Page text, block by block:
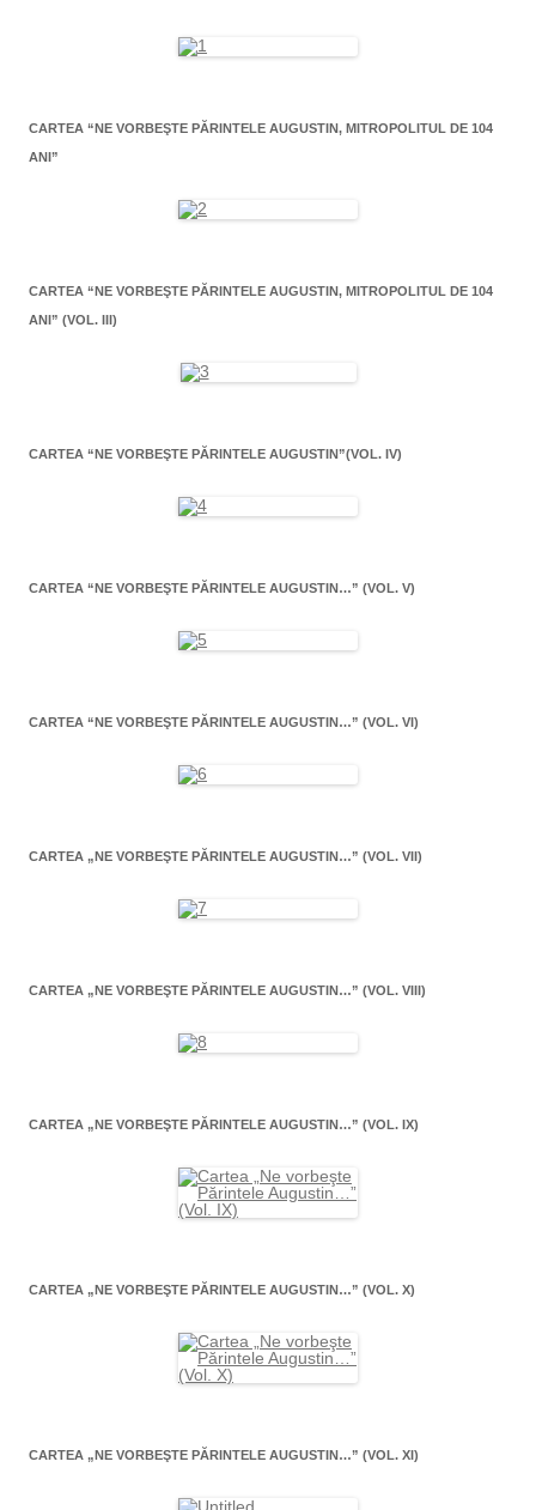
CARTEA “NE VORBEŞTE PĂRINTELE AUGUSTIN, MITROPOLITUL DE 104
ANI”
CARTEA “NE VORBEŞTE PĂRINTELE AUGUSTIN, MITROPOLITUL DE 104
ANI” (VOL. III)
CARTEA “NE VORBEŞTE PĂRINTELE AUGUSTIN”(VOL. IV)
CARTEA “NE VORBEŞTE PĂRINTELE AUGUSTIN…” (VOL. V)
CARTEA “NE VORBEŞTE PĂRINTELE AUGUSTIN…” (VOL. VI)
CARTEA „NE VORBEŞTE PĂRINTELE AUGUSTIN…” (VOL. VII)
CARTEA „NE VORBEŞTE PĂRINTELE AUGUSTIN…” (VOL. VIII)
CARTEA „NE VORBEŞTE PĂRINTELE AUGUSTIN…” (VOL. IX)
CARTEA „NE VORBEŞTE PĂRINTELE AUGUSTIN…” (VOL. X)
CARTEA „NE VORBEŞTE PĂRINTELE AUGUSTIN…” (VOL. XI)